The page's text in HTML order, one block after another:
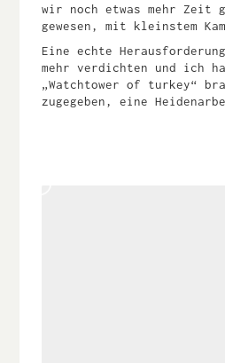
wir noch etwas mehr Zeit
gewesen, mit kleinstem
Eine echte
mehr verdichten und ich
„Watchtower of turkey“
zugegeben, eine